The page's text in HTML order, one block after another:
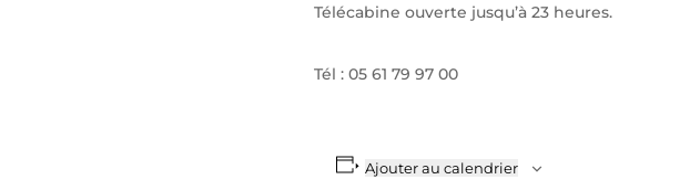
Télécabine ouverte jusqu’à 23 heures.
Tél : 05 61 79 97 00
Ajouter au calendrier